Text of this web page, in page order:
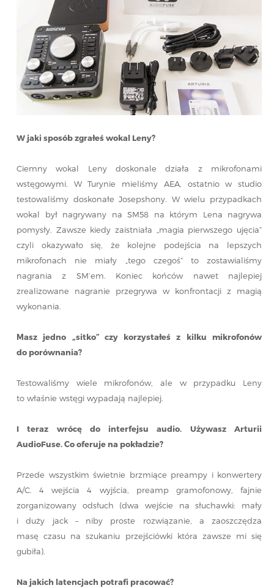
W jaki sposób zgrałeś wokal Leny?
Ciemny wokal Leny doskonale działa z mikrofonami
wstęgowymi. W Turynie mieliśmy AEA, ostatnio w studio
testowaliśmy doskonałe Josepshony. W wielu przypadkach
wokal był nagrywany na SM58 na którym Lena nagrywa
pomysły. Zawsze kiedy zaistniała „magia pierwszego ujęcia”
czyli okazywało się, że kolejne podejścia na lepszych
mikrofonach nie miały „tego czegoś” to zostawialiśmy
nagrania z SM’em. Koniec końców nawet najlepiej
zrealizowane nagranie przegrywa w konfrontacji z magią
wykonania.
Masz jedno „sitko” czy korzystałeś z kilku mikrofonów
do porównania?
Testowaliśmy wiele mikrofonów, ale w przypadku Leny
to właśnie wstęgi wypadają najlepiej.
I teraz wrócę do interfejsu audio. Używasz Arturii
AudioFuse. Co oferuje na pokładzie?
Przede wszystkim świetnie brzmiące preampy i konwertery
A/C. 4 wejścia 4 wyjścia, preamp gramofonowy, fajnie
zorganizowany odsłuch (dwa wejście na słuchawki: mały
i duży jack – niby proste rozwiązanie, a zaoszczędza
masę czasu na szukaniu przejściówki która zawsze mi się
gubiła).
Na jakich latencjach potrafi pracować?